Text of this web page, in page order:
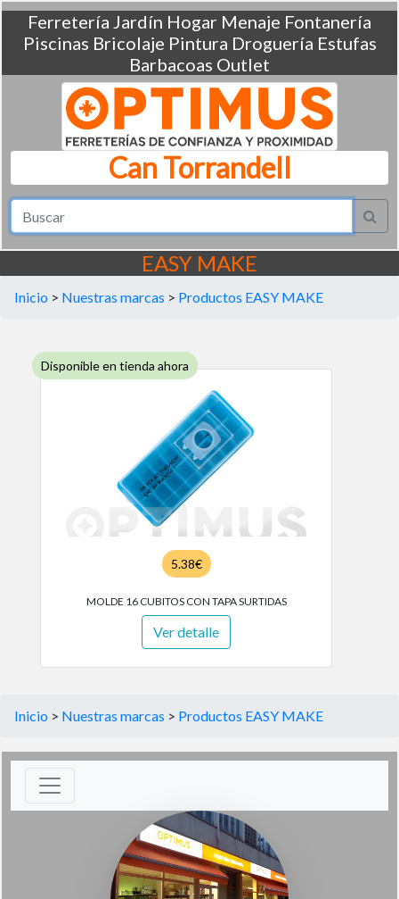
Ferretería Jardín Hogar Menaje Fontanería
Piscinas Bricolaje Pintura Droguería Estufas
Barbacoas Outlet
Can Torrandell
EASY MAKE
Inicio > Nuestras marcas > Productos EASY MAKE
Disponible en tienda ahora
5.38€
MOLDE 16 CUBITOS CON TAPA SURTIDAS
Ver detalle
Inicio > Nuestras marcas > Productos EASY MAKE